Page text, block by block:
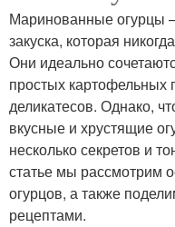
Маринованные огурцы
закуска, которая
Они идеально
простых
деликатесов. Однако,
вкусные и хрустящие
несколько секретов и
статье мы рассмотрим
огурцов, а также
рецептами.